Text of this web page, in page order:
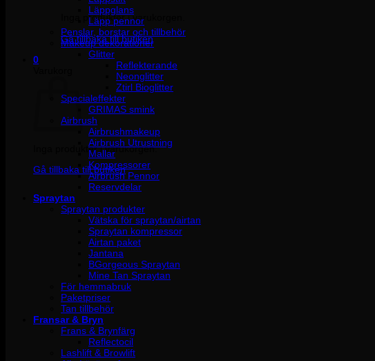
Inga produkter i varukorgen.
Gå tillbaka till butiken
0
Inga produkter i varukorgen.
Gå tillbaka till butiken
Läppglans
Läpp pennor
Penslar, borstar och tillbehör
Makeup dekorationer
Glitter
Reflekterande
Neonglitter
Ztirl Bioglitter
Specialeffekter
GRIMAS smink
Airbrush
Airbrushmakeup
Airbrush Utrustning
Mallar
Kompressorer
Airbrush Pennor
Reservdelar
Spraytan
Spraytan produkter
Vätska för spraytan/airtan
Spraytan kompressor
Airtan paket
Jantana
BGorgeous Spraytan
Mine Tan Spraytan
För hemmabruk
Paketpriser
Tan tillbehör
Fransar & Bryn
Frans & Brynfärg
Reflectocil
Lashlift & Browlift